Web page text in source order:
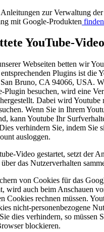
zur Verwaltung
mit Google-Produkten
YouTube-
Webseiten betten wir
Plugins ist die
Bruno, CA 94066, USA.
Plugin besuchen, wird eine
Dabei wird Youtube
Wenn Sie in Ihrem
kann Youtube Ihr
verhindern Sie, indem Sie
ausloggen.
Video gestartet, setzt der
das Nutzerverhalten
von Cookies für das
wird auch beim Anschauen
Cookies rechnen müssen.
nicht-personenbezogene
dies verhindern, so müssen
blockieren.